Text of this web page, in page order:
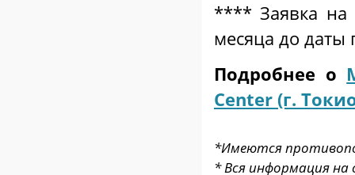
****Заявка
месяца до даты
Подробнее о
Center (г.
*Имеются
* Вся информация на